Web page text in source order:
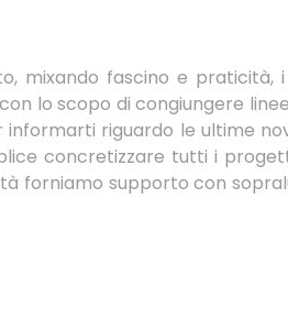
mixando fascino e praticità,
lo scopo di congiungere
riguardo le ultime
concretizzare tutti i
forniamo supporto con